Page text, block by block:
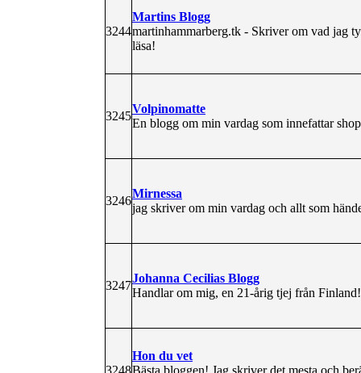
3244
Martins Blogg
martinhammarberg.tk - Skriver om vad jag
läsa!
3245
Volpinomatte
En blogg om min vardag som innefattar
3246
Mirnessa
jag skriver om min vardag och allt som
3247
Johanna Cecilias Blogg
Handlar om mig, en 21-årig tjej från Finland!
3248
Hon du vet
Bästa bloggen! Jag skriver det mesta och